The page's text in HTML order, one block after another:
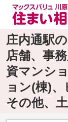
庄内通駅
店舗、事
資マンシ
ョン(棟)、
その他、